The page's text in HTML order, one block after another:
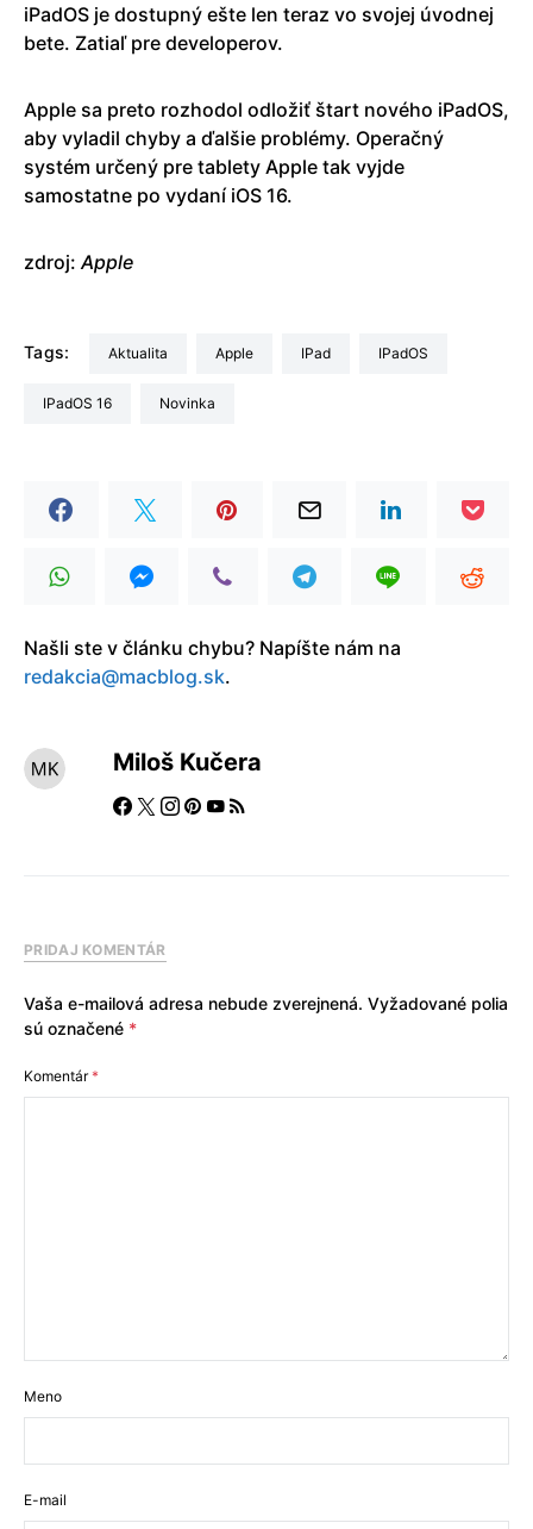
iPadOS je dostupný ešte len teraz vo svojej úvodnej
bete. Zatiaľ pre developerov.
Apple sa preto rozhodol odložiť štart nového iPadOS,
aby vyladil chyby a ďalšie problémy. Operačný
systém určený pre tablety Apple tak vyjde
samostatne po vydaní iOS 16.
zdroj: Apple
Tags: aktualita Apple iPad iPadOS
iPadOS 16 Novinka
Našli ste v článku chybu? Napíšte nám na
redakcia@macblog.sk.
Miloš Kučera
PRIDAJ KOMENTÁR
Vaša e-mailová adresa nebude zverejnená. Vyžadované polia
sú označené *
Komentár*
Meno
E-mail